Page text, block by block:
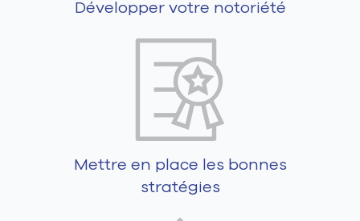
Développer votre notoriété
Mettre en place les bonnes
stratégies